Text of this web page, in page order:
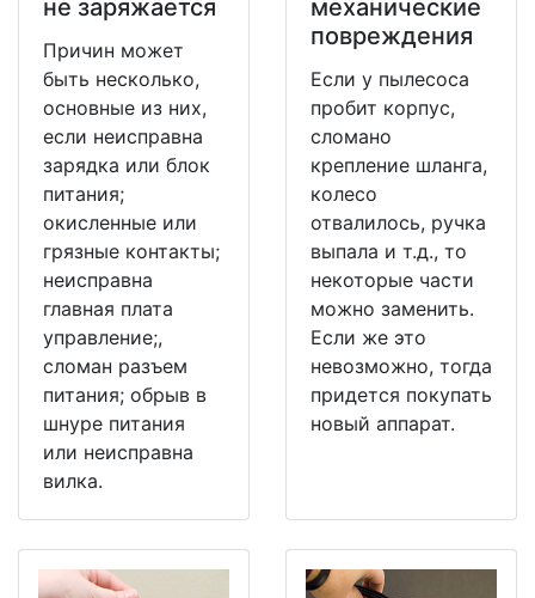
не заряжается
Причин может
быть несколько,
основные из них,
если неисправна
зарядка или блок
питания;
окисленные или
грязные контакты;
неисправна
главная плата
управление;,
сломан разъем
питания; обрыв в
шнуре питания
или неисправна
вилка.
механические
повреждения
Если у пылесоса
пробит корпус,
сломано
крепление шланга,
колесо
отвалилось, ручка
выпала и т.д., то
некоторые части
можно заменить.
Если же это
невозможно, тогда
придется покупать
новый аппарат.